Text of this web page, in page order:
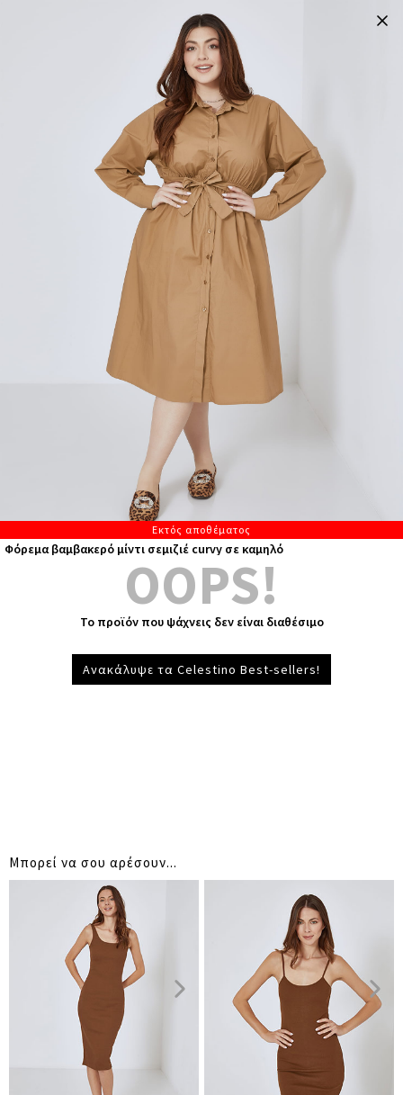
Εκτός αποθέματος
Φόρεμα βαμβακερό μίντι σεμιζιέ curvy σε καμηλό
OOPS!
Το προϊόν που ψάχνεις δεν είναι διαθέσιμο
Ανακάλυψε τα Celestino Best-sellers!
Μπορεί να σου αρέσουν...